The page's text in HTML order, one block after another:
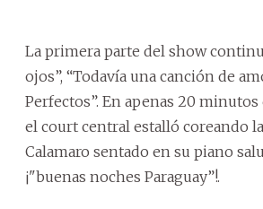
La primera parte del show
ojos”, “Todavía una canción de
Perfectos”. En apenas 20 minutos
el court central estalló coreando
Calamaro sentado en su piano
¡"buenas noches Paraguay”!.